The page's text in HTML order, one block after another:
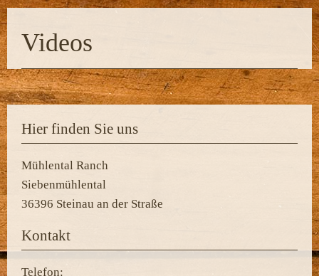
Videos
Hier finden Sie uns
Mühlental Ranch
Siebenmühlental
36396 Steinau an der Straße
Kontakt
Telefon: